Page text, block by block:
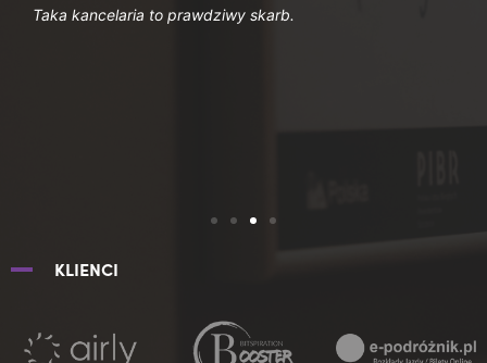
Taka kancelaria to prawdziwy skarb.
KLIENCI